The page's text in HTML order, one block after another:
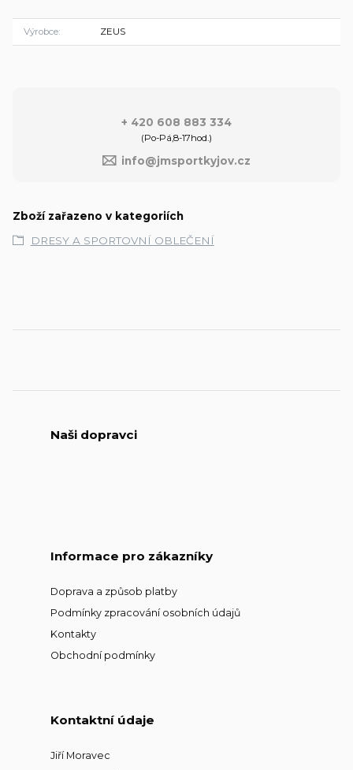
Výrobce ZEUS
+ 420 608 883 334
(Po-Pá,8-17hod.)
info@jmsportkyjov.cz
Zboží zařazeno v kategoriích
DRESY A SPORTOVNÍ OBLEČENÍ
Naši dopravci
Informace pro zákazníky
Doprava a způsob platby
Podmínky zpracování osobních údajů
Kontakty
Obchodní podmínky
Kontaktní údaje
Jiří Moravec